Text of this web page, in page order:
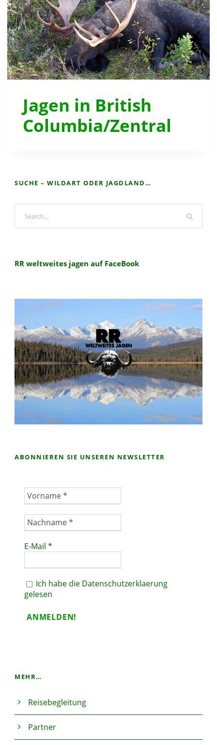
Jagen in British
Columbia/Zentral
SUCHE – WILDART ODER JAGDLAND…
RR weltweites jagen auf FaceBook
ABONNIEREN SIE UNSEREN NEWSLETTER
E-Mail *
Ich habe die Datenschutzerklaerung
gelesen
MEHR…
Reisebegleitung
Partner